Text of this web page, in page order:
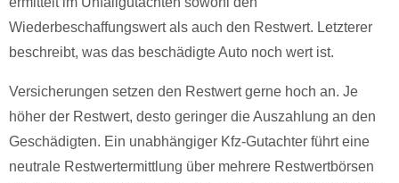
Wiederbeschaffungswert als auch den Restwert. Letzterer
beschreibt, was das beschädigte Auto noch wert ist.
Versicherungen setzen den Restwert gerne hoch an. Je
höher der Restwert, desto geringer die Auszahlung an den
Geschädigten. Ein unabhängiger Kfz-Gutachter führt eine
neutrale Restwertermittlung über mehrere Restwertbörsen